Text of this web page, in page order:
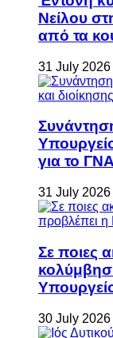
Νείλου
από τα
31 July 2026
για το
31 July 2026
Σε ποιες
30 July 2026